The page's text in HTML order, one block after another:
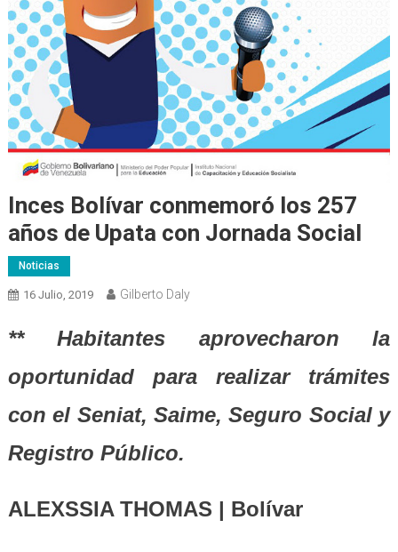
Inces Bolívar conmemoró los 257
años de Upata con Jornada Social
Noticias
16 Julio, 2019 Gilberto Daly
** Habitantes aprovecharon la
oportunidad para realizar trámites
con el Seniat, Saime, Seguro Social y
Registro Público.
ALEXSSIA THOMAS | Bolívar